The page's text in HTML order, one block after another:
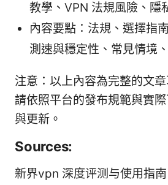
教學、VPN 法規風險、隱
內容要點：法規、選擇指
測速與穩定性、常見情境
注意：以上內容為完整的文
請依照平台的發布規範與實
與更新。
Sources:
新界vpn 深度评测与使用指